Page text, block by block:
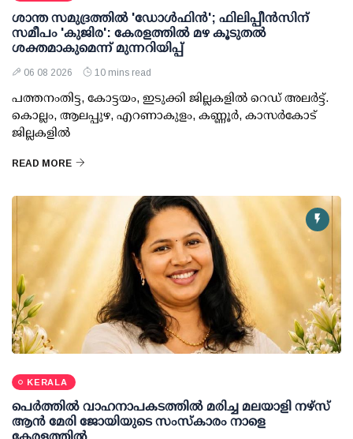
ശാന്ത സമുദ്രത്തില്‍ 'ഡോള്‍ഫിന്‍'; ഫിലിപ്പീന്‍സിന്
സമീപം 'കുജിര': കേരളത്തില്‍ മഴ കൂടുതല്‍
ശക്തമാകുമെന്ന് മുന്നറിയിപ്പ്
06 08 2026 10 mins read
പത്തനംതിട്ട, കോട്ടയം, ഇടുക്കി ജില്ലകളില്‍ റെഡ് അലര്‍ട്ട്.
കൊല്ലം, ആലപ്പുഴ, എറണാകുളം, കണ്ണൂര്‍, കാസര്‍കോട്
ജില്ലകളില്‍
READ MORE
KERALA
പെർത്തിൽ വാഹനാപകടത്തിൽ മരിച്ച മലയാളി നഴ്സ്
ആൻ മേരി ജോയിയുടെ സംസ്കാരം നാളെ